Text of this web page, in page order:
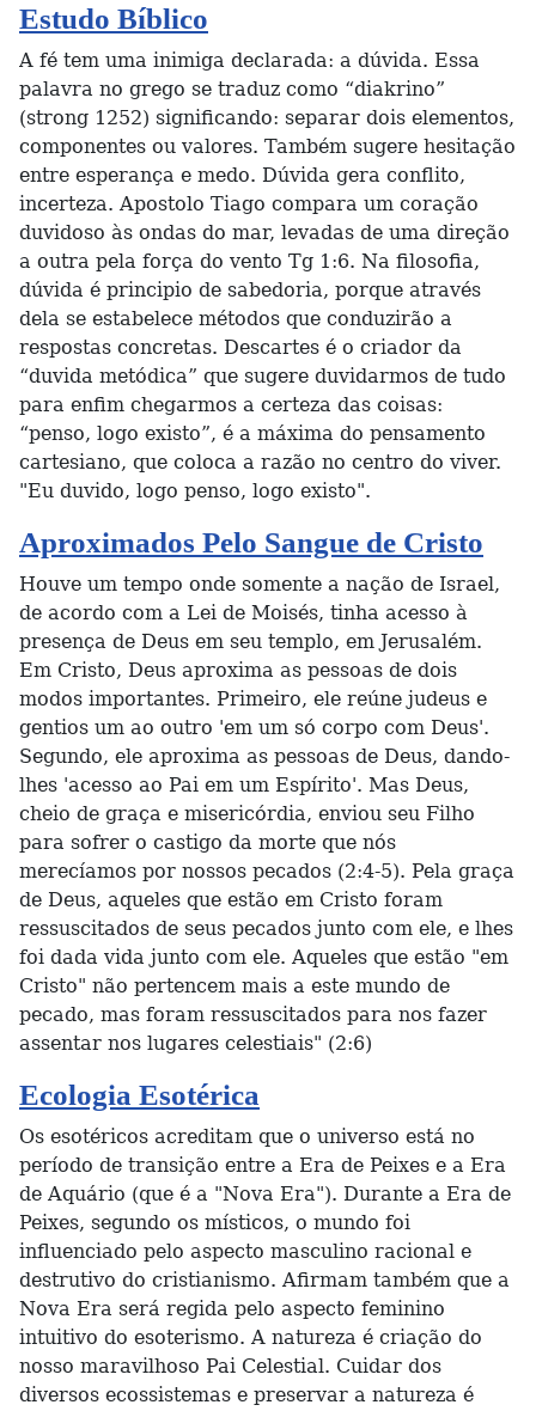
Estudo Bíblico
A fé tem uma inimiga declarada: a dúvida. Essa
palavra no grego se traduz como “diakrino”
(strong 1252) significando: separar dois elementos,
componentes ou valores. Também sugere hesitação
entre esperança e medo. Dúvida gera conflito,
incerteza. Apostolo Tiago compara um coração
duvidoso às ondas do mar, levadas de uma direção
a outra pela força do vento Tg 1:6. Na filosofia,
dúvida é principio de sabedoria, porque através
dela se estabelece métodos que conduzirão a
respostas concretas. Descartes é o criador da
“duvida metódica” que sugere duvidarmos de tudo
para enfim chegarmos a certeza das coisas:
“penso, logo existo”, é a máxima do pensamento
cartesiano, que coloca a razão no centro do viver.
"Eu duvido, logo penso, logo existo".
Aproximados Pelo Sangue de Cristo
Houve um tempo onde somente a nação de Israel,
de acordo com a Lei de Moisés, tinha acesso à
presença de Deus em seu templo, em Jerusalém.
Em Cristo, Deus aproxima as pessoas de dois
modos importantes. Primeiro, ele reúne judeus e
gentios um ao outro 'em um só corpo com Deus'.
Segundo, ele aproxima as pessoas de Deus, dando-
lhes 'acesso ao Pai em um Espírito'. Mas Deus,
cheio de graça e misericórdia, enviou seu Filho
para sofrer o castigo da morte que nós
merecíamos por nossos pecados (2:4-5). Pela graça
de Deus, aqueles que estão em Cristo foram
ressuscitados de seus pecados junto com ele, e lhes
foi dada vida junto com ele. Aqueles que estão "em
Cristo" não pertencem mais a este mundo de
pecado, mas foram ressuscitados para nos fazer
assentar nos lugares celestiais" (2:6)
Ecologia Esotérica
Os esotéricos acreditam que o universo está no
período de transição entre a Era de Peixes e a Era
de Aquário (que é a "Nova Era"). Durante a Era de
Peixes, segundo os místicos, o mundo foi
influenciado pelo aspecto masculino racional e
destrutivo do cristianismo. Afirmam também que a
Nova Era será regida pelo aspecto feminino
intuitivo do esoterismo. A natureza é criação do
nosso maravilhoso Pai Celestial. Cuidar dos
diversos ecossistemas e preservar a natureza é